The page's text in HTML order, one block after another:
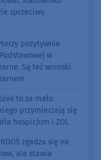
sprzeciwu
pozytywnie
w
Są też wnioski
to za mało.
przymierzają się
hospicjum i ZOL
RDOŚ zgadza się na
ale stawia